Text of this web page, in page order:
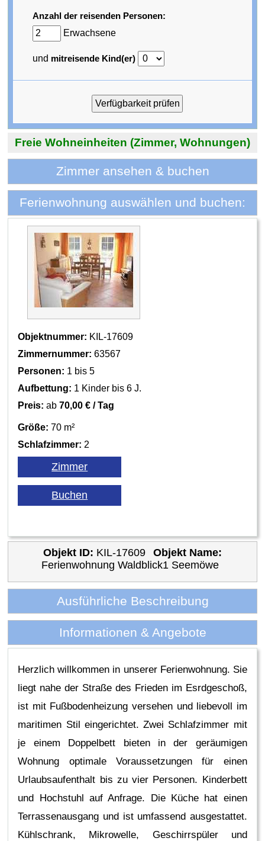
Anzahl der reisenden Personen:
Erwachsene
und mitreisende Kind(er)
Freie Wohneinheiten (Zimmer, Wohnungen)
Zimmer ansehen & buchen
Ferienwohnung auswählen und buchen:
Objektnummer: KIL-17609
Zimmernummer: 63567
Personen: 1 bis 5
Aufbettung: 1 Kinder bis 6 J.
Preis: ab70,00 € / Tag
Größe: 70 m²
Schlafzimmer: 2
Objekt ID: KIL-17609
Objekt Name:
Ferienwohnung Waldblick1 Seemöwe
Ausführliche Beschreibung
Informationen & Angebote
Herzlich willkommen in unserer Ferienwohnung. Sie
liegt nahe der Straße des Frieden im Esrdgeschoß,
ist mit Fußbodenheizung versehen und liebevoll im
maritimen Stil eingerichtet. Zwei Schlafzimmer mit
je einem Doppelbett bieten in der geräumigen
Wohnung optimale Voraussetzungen für einen
Urlaubsaufenthalt bis zu vier Personen. Kinderbett
und Hochstuhl auf Anfrage. Die Küche hat einen
Terrassenausgang und ist umfassend ausgestattet.
Kühlschrank, Mikrowelle, Geschirrspüler und